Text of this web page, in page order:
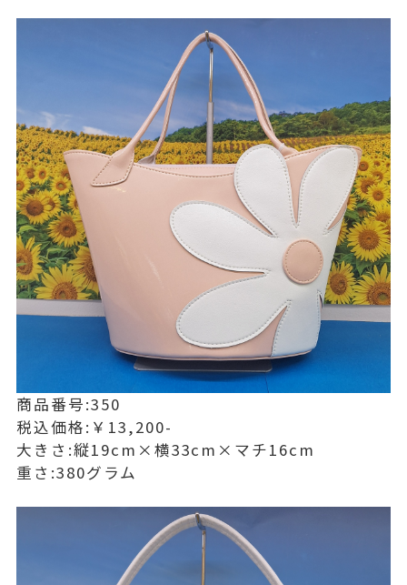
商品番号:350
税込価格:￥13,200-
大きさ:縦19cm×横33cm×マチ16cm
重さ:380グラム